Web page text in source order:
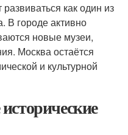
как один из
В городе активно
новые музеи,
Москва остаётся
и культурной